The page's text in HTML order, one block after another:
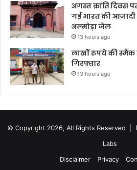
अगस्त क्रांति दिवस
गई भारत की
अल्मोड़ा जेल
13 hours ago
लाखोें रूपये की स्मैक
गिरफ्तार
13 hours ago
© Copyright 2026, All Rights Reserved |
Labs
Disclaimer
Privacy